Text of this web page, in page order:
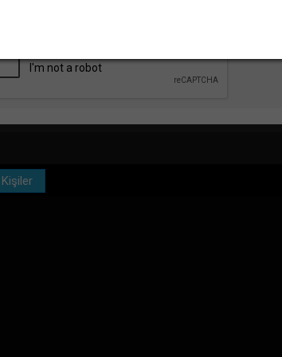
Gönderildi
Kişiler